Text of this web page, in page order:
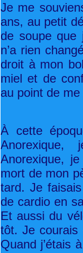
Je me
ans, au petit
de soupe que
n’a rien
droit à mon
miel et de
au point de me
À cette
Anorexique,
Anorexique,
mort de mon
tard. Je
de cardio en
Et aussi du
tôt. Je courais
Quand j’étais